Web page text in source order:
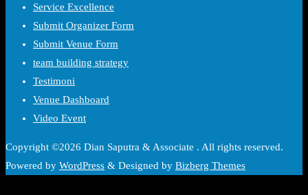
Service Excellence
Submit Organizer Form
Submit Venue Form
team building strategy
Testimoni
Venue Dashboard
Video Event
Copyright ©2026 Dian Saputra & Associate . All rights reserved.
Powered by WordPress & Designed by Bizberg Themes